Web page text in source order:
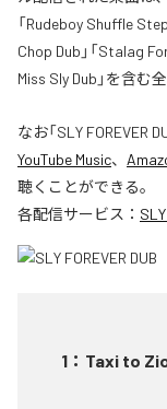
「Rudeboy Shuffle
Chop Dub」「Stalag
Miss Sly Dub」を含む
なお「SLY FOREVER
YouTube Music、
聴くことができる。
各配信サービス：
1 ： Taxi to